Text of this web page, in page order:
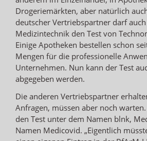
Drogeriemärkten, aber natürlich
deutscher Vertriebspartner darf
Medizintechnik den Test von
Einige Apotheken bestellen schon
Mengen für die professionelle
Unternehmen. Nun kann der Test
abgegeben werden.
Die anderen Vertriebspartner
Anfragen, müssen aber noch
den Test unter dem Namen blnk,
Namen Medicovid. „Eigentlich